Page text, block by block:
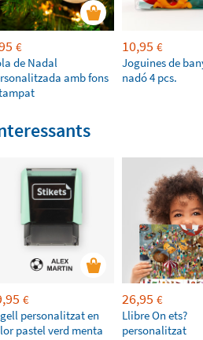
€
de Nadal
amb fons
10,95 €
Joguines de
nadó 4 pcs.
€
personalitzat en
pastel verd menta
26,95 €
Llibre On ets?
personalitzat